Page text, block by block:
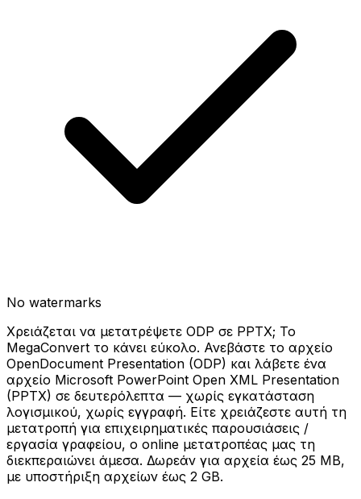
No watermarks
Χρειάζεται να μετατρέψετε ODP σε PPTX; Το
MegaConvert το κάνει εύκολο. Ανεβάστε το αρχείο
OpenDocument Presentation (ODP) και λάβετε ένα
αρχείο Microsoft PowerPoint Open XML Presentation
(PPTX) σε δευτερόλεπτα — χωρίς εγκατάσταση
λογισμικού, χωρίς εγγραφή. Είτε χρειάζεστε αυτή τη
μετατροπή για επιχειρηματικές παρουσιάσεις /
εργασία γραφείου, ο online μετατροπέας μας τη
διεκπεραιώνει άμεσα. Δωρεάν για αρχεία έως 25 MB,
με υποστήριξη αρχείων έως 2 GB.